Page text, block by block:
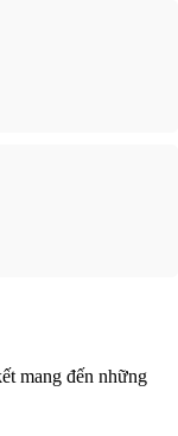
mang đến những